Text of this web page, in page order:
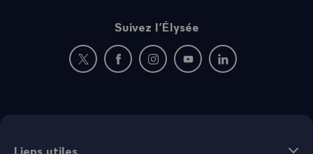
Suivez l’Élysée
Nouvelle fenêtre : rejoignez-nous sur Twitter
Nouvelle fenêtre : rejoignez-nous sur
Nouvelle fenêtre : rejoignez-nous
Nouvelle fenêtre :
Nouvelle fenêtre :
Liens utiles